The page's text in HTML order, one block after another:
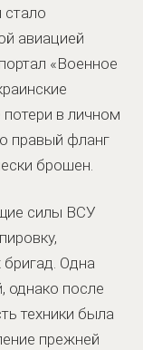
авиацией
«Военное
в личном
правый фланг
брошен.
силы ВСУ
Одна
однако после
техники была
прежней